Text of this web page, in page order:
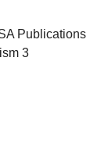
Publications
3